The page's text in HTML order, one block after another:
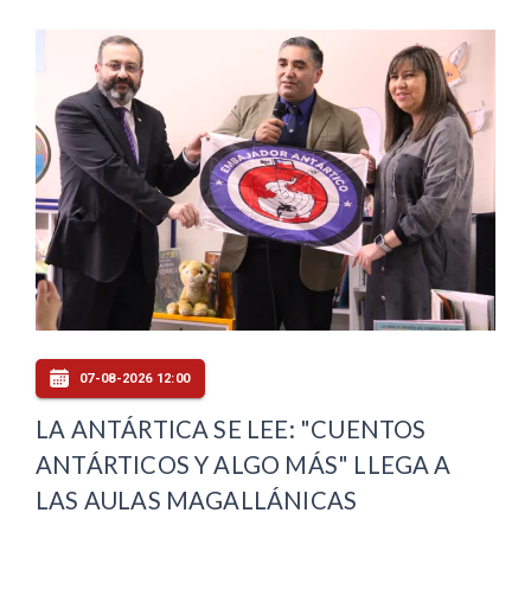
07-08-2026 12:00
LA ANTÁRTICA SE LEE: "CUENTOS
ANTÁRTICOS Y ALGO MÁS" LLEGA A
LAS AULAS MAGALLÁNICAS